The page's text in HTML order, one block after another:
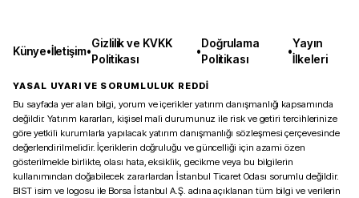
Künye•İletişim•
Gizlilik ve KVKK
Politikası
•
Doğrulama
Politikası
•
Yayın
İlkeleri
YASAL UYARI VE SORUMLULUK REDDİ
Bu sayfada yer alan bilgi, yorum ve içerikler yatırım danışmanlığı kapsamında
değildir. Yatırım kararları, kişisel mali durumunuz ile risk ve getiri tercihlerinize
göre yetkili kurumlarla yapılacak yatırım danışmanlığı sözleşmesi çerçevesinde
değerlendirilmelidir. İçeriklerin doğruluğu ve güncelliği için azami özen
gösterilmekle birlikte, olası hata, eksiklik, gecikme veya bu bilgilerin
kullanımından doğabilecek zararlardan İstanbul Ticaret Odası sorumlu değildir.
BIST isim ve logosu ile Borsa İstanbul A.Ş. adına açıklanan tüm bilgi ve verilerin